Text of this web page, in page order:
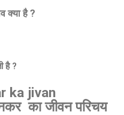
क्या है ?
है ?
ka jivan
का जीवन परिचय